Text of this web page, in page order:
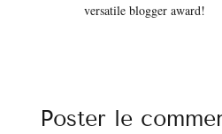
versatile blogger award!
Poster le